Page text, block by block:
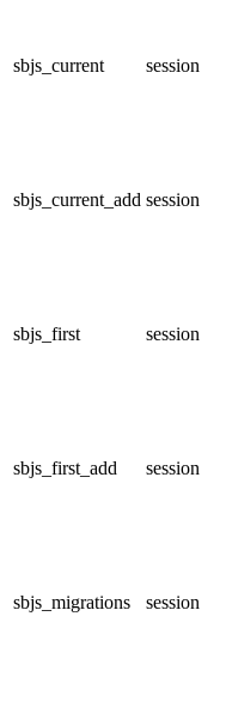
sbjs_current session
sbjs_current_add session
sbjs_first session
sbjs_first_add session
sbjs_migrations session